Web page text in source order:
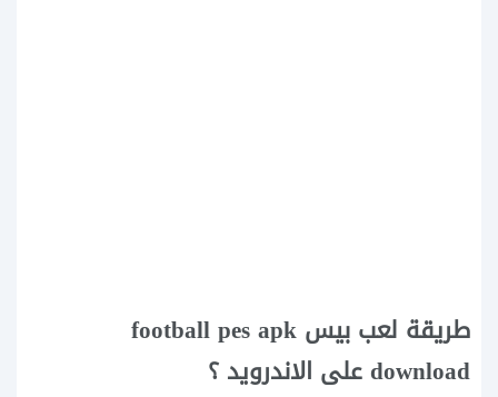
طريقة لعب بيس football pes apk
download على الاندرويد ؟